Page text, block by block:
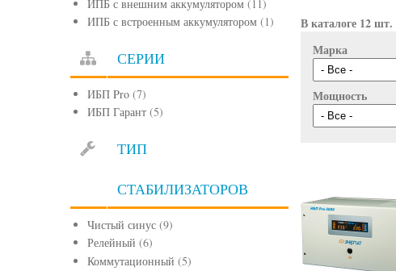
ИПБ с внешним аккумулятором (11)
ИПБ с встроенным аккумулятором (1)
СЕРИИ
ИБП Pro (7)
ИБП Гарант (5)
ТИП
СТАБИЛИЗАТОРОВ
Чистый синус (9)
Релейный (6)
Коммутационный (5)
В каталоге 12 шт.
Марка
Мощность